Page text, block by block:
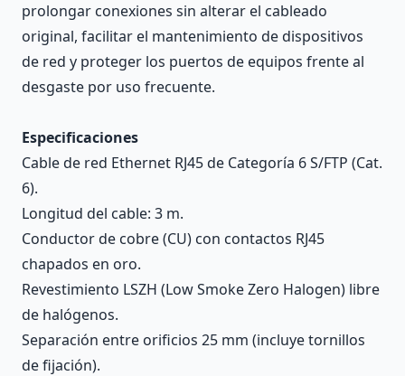
prolongar conexiones sin alterar el cableado
original, facilitar el mantenimiento de dispositivos
de red y proteger los puertos de equipos frente al
desgaste por uso frecuente.
Especificaciones
Cable de red Ethernet RJ45 de Categoría 6 S/FTP (Cat.
6).
Longitud del cable: 3 m.
Conductor de cobre (CU) con contactos RJ45
chapados en oro.
Revestimiento LSZH (Low Smoke Zero Halogen) libre
de halógenos.
Separación entre orificios 25 mm (incluye tornillos
de fijación).